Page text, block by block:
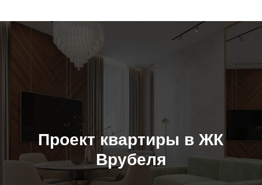
Проект квартиры в ЖК
Врубеля